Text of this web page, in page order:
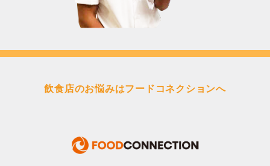
飲食店のお悩みはフードコネクションへ